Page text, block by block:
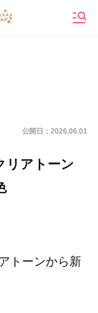
公開日： 2026.06.01
リアトーン
トーンから新